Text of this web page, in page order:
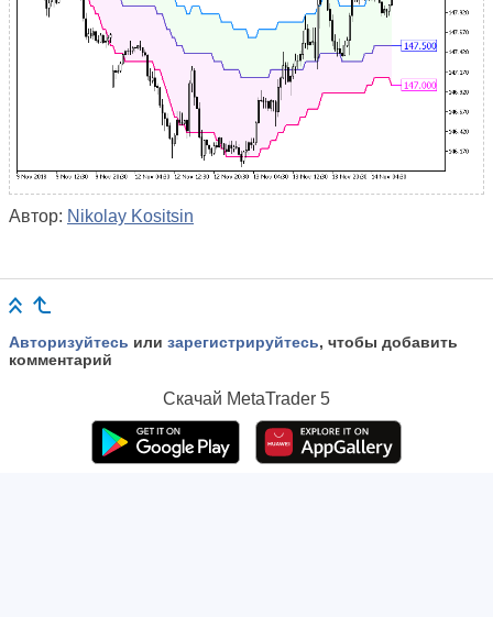
Автор: Nikolay Kositsin
Авторизуйтесь или зарегистрируйтесь, чтобы добавить
комментарий
Скачай MetaTrader 5